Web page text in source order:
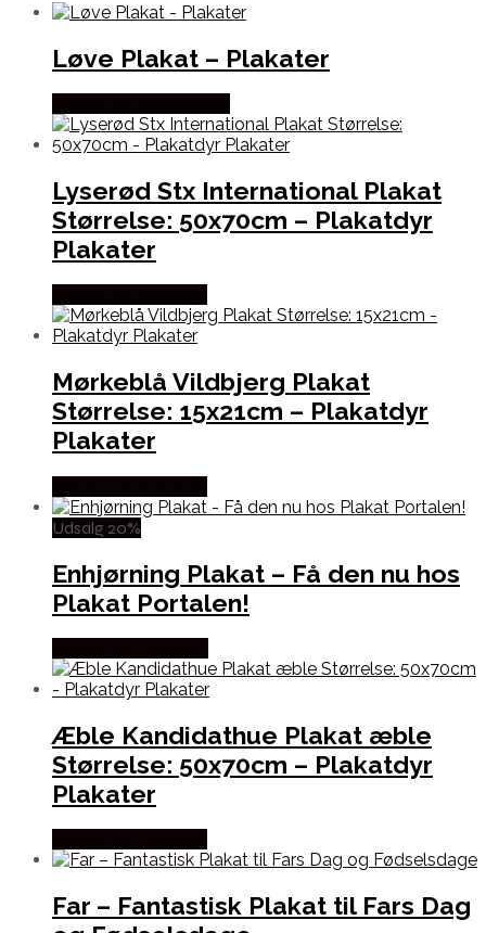
Løve Plakat – Plakater
Lyserød Stx International Plakat
Størrelse: 50x70cm – Plakatdyr
Plakater
Mørkeblå Vildbjerg Plakat
Størrelse: 15x21cm – Plakatdyr
Plakater
Udsalg 20%
Enhjørning Plakat – Få den nu hos
Plakat Portalen!
Æble Kandidathue Plakat æble
Størrelse: 50x70cm – Plakatdyr
Plakater
Far – Fantastisk Plakat til Fars Dag